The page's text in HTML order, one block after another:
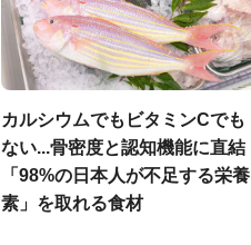
カルシウムでもビタミンCでも
ない...骨密度と認知機能に直結
「98%の日本人が不足する栄養
素」を取れる食材